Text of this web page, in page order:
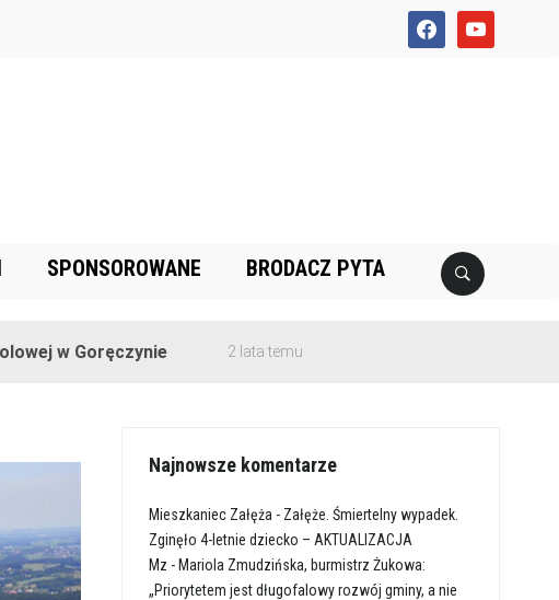
facebookyoutube
SPONSOROWANE BRODACZ PYTA
2 lata temu
Najnowsze komentarze
Mieszkaniec Załęża - Załęże. Śmiertelny wypadek.
Zginęło 4-letnie dziecko – AKTUALIZACJA
Mz - Mariola Zmudzińska, burmistrz Żukowa:
„Priorytetem jest długofalowy rozwój gminy, a nie